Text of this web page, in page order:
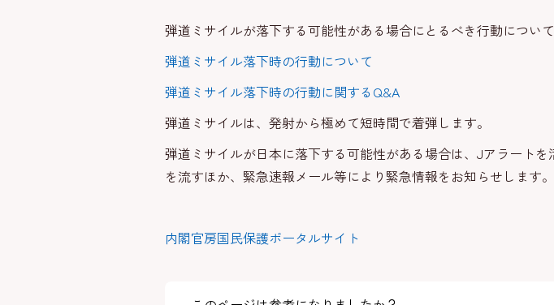
弾道ミサイルが落下する可能性がある場合にとるべき行動につい
弾道ミサイル落下時の行動について
弾道ミサイル落下時の行動に関するQ&A
弾道ミサイルは、発射から極めて短時間で着弾します。
弾道ミサイルが日本に落下する可能性がある場合は、Jアラート
を流すほか、緊急速報メール等により緊急情報をお知らせします。
内閣官房国民保護ポータルサイト